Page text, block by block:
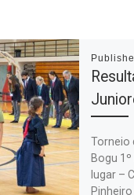
Torneio
Bogu
lugar –
Pinheiro